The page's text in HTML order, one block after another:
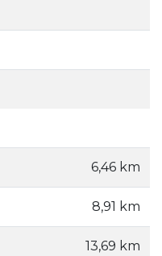
6,46 km
8,91 km
13,69 km